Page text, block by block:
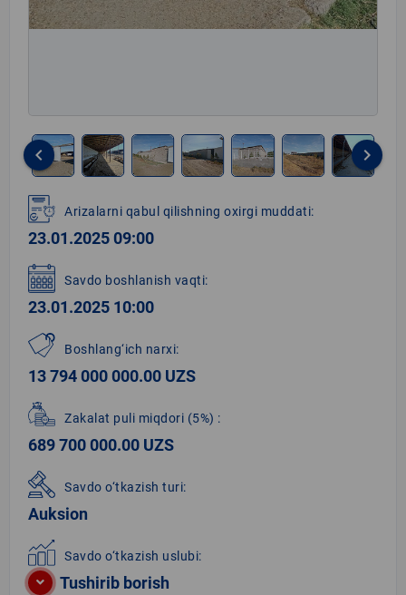
1
of
27
keyboard_arrow_left keyboard_arrow_right
Arizalarni qabul qilishning oxirgi muddati:
23.01.2025 09:00
Savdo boshlanish vaqti:
23.01.2025 10:00
Boshlang‘ich narxi:
13 794 000 000.00 UZS
Zakalat puli miqdori (5%) :
689 700 000.00 UZS
Savdo o‘tkazish turi:
Auksion
Savdo o‘tkazish uslubi:
Tushirib borish